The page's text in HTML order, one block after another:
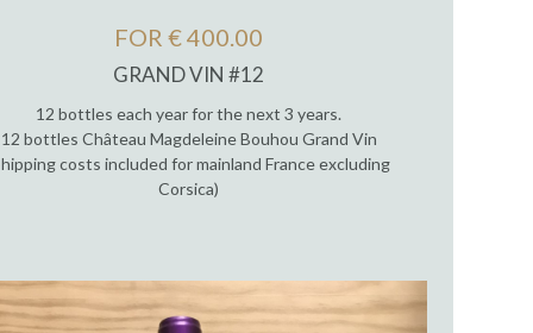
FOR € 400.00
GRAND VIN #12
12 bottles each year for the next 3 years.
12 bottles Château Magdeleine Bouhou Grand Vin
costs included for mainland France excluding
Corsica)